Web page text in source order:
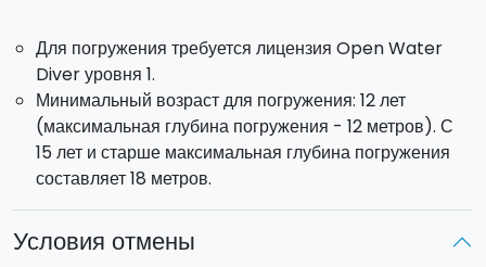
Для погружения требуется лицензия Open Water
Diver уровня 1.
Минимальный возраст для погружения: 12 лет
(максимальная глубина погружения - 12 метров). С
15 лет и старше максимальная глубина погружения
составляет 18 метров.
Условия отмены